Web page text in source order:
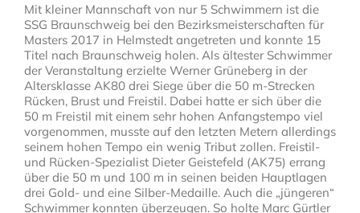
Mit kleiner Mannschaft von nur 5 Schwimmern ist die
SSG Braunschweig bei den Bezirksmeisterschaften für
Masters 2017 in Helmstedt angetreten und konnte 15
Titel nach Braunschweig holen. Als ältester Schwimmer
der Veranstaltung erzielte Werner Grüneberg in der
Altersklasse AK80 drei Siege über die 50 m-Strecken
Rücken, Brust und Freistil. Dabei hatte er sich über die
50 m Freistil mit einem sehr hohen Anfangstempo viel
vorgenommen, musste auf den letzten Metern allerdings
seinem hohen Tempo ein wenig Tribut zollen. Freistil-
und Rücken-Spezialist Dieter Geistefeld (AK75) errang
über die 50 m und 100 m in seinen beiden Hauptlagen
drei Gold- und eine Silber-Medaille. Auch die „jüngeren“
Schwimmer konnten überzeugen. So holte Marc Gürtler